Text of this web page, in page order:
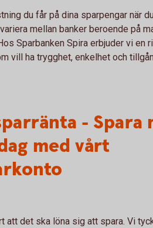
du får på dina sparpengar när
mellan banker beroende på
Sparbanken Spira erbjuder vi en
vill ha trygghet, enkelhet och
- Spara
med vårt
att det ska löna sig att spara. Vi